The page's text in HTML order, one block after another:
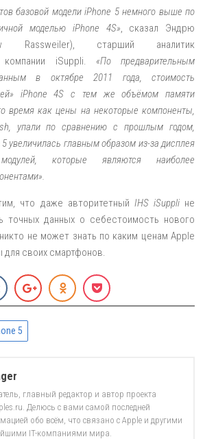
базовой модели iPhone 5 немного выше по
моделью iPhone 4S», сказал Эндрю
Rassweiler), старший аналитик
компании iSuppli. «По предварительным
в октябре 2011 года, стоимость
iPhone 4S с тем же объёмом памяти
время как цены на некоторые компоненты,
упали по сравнению с прошлым годом,
увеличилась главным образом из-за дисплея
которые являются наиболее
что даже авторитетный IHS iSuppliне
точных данных о себестоимость нового
не может знать по каким ценам Apple
для своих смартфонов.
5
главный редактор и автор проекта
Делюсь с вами самой последней
обо всём, что связано с Apple и другими
IT-компаниями мира.